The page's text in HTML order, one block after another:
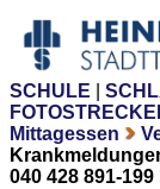
SCHULE
Mittagessen
040 428 891-199